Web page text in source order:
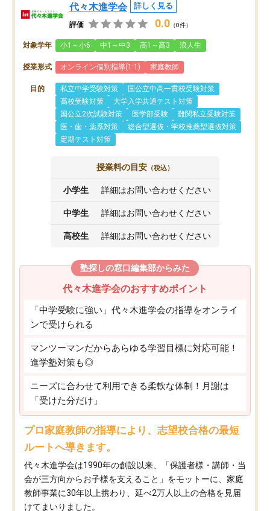
代々木進学会 詳しく見る
評価 0.0 （0件）
対象学年 小1～小6 中1～中3 高1～高3 浪人生
授業形式 オンライン個別指導(1:1) 家庭教師
目的 私立中学受験対策
国公立中高一貫校受験対策
高校受験対策
大学入学共通テスト対策
国公立2次試験対策
医学部受験
難関私立受験対策
医・歯・薬系対策
総合型選抜・学校推薦型選抜対策
定期テスト対策
授業料の目安 （税込）
小学生 詳細はお問い合わせください
中学生 詳細はお問い合わせください
高校生 詳細はお問い合わせください
塾探しの窓口編集部からみた
代々木進学会のおすすめポイント
「中学受験に強い」代々木進学会の指導をオンライ
ンで受けられる
マンツーマンだからあらゆる学習目標に対応可能！
進学塾対策も◎
ニーズに合わせて利用できる柔軟な体制！月謝は
「受けた分だけ」
プロ家庭教師の指導により、志望校合格の最短
ルートへ導きます。
代々木進学会は1990年の創設以来、「保護者様・講師・当
会が三方向からお子様を支えること」をモットーに、家庭
教師事業に30年以上携わり、延べ2万人以上の合格を見届
けてまいりました。